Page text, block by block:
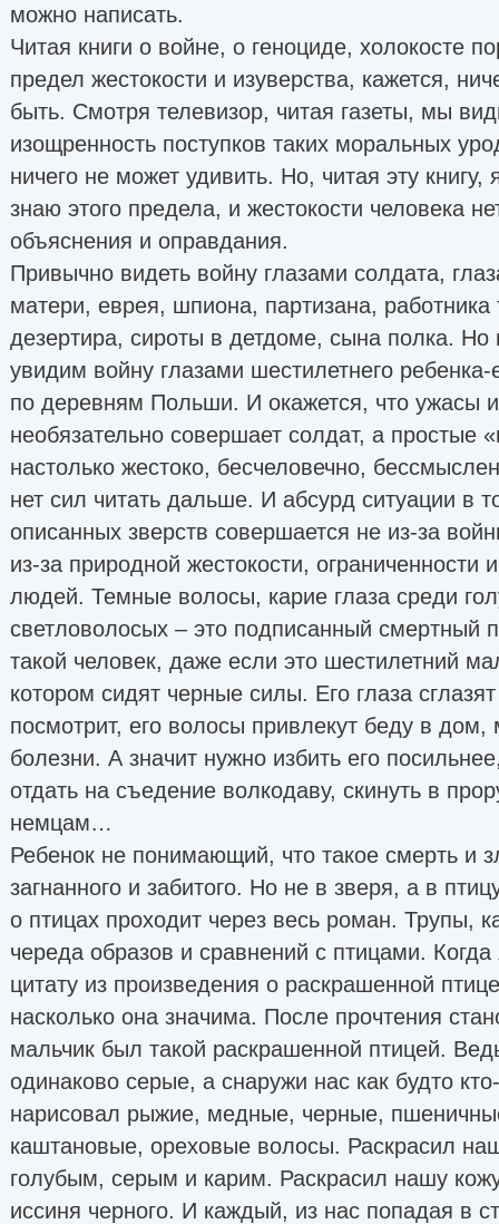
можно написать.
Читая книги о войне, о геноциде, холокосте
предел жестокости и изуверства, кажется,
быть. Смотря телевизор, читая газеты, мы
изощренность поступков таких моральных
ничего не может удивить. Но, читая эту
знаю этого предела, и жестокости человека
объяснения и оправдания.
Привычно видеть войну глазами солдата,
матери, еврея, шпиона, партизана, работника
дезертира, сироты в детдоме, сына полка.
увидим войну глазами шестилетнего ребенка-
по деревням Польши. И окажется, что ужасы и
необязательно совершает солдат, а простые
настолько жестоко, бесчеловечно,
нет сил читать дальше. И абсурд ситуации в
описанных зверств совершается не из-за
из-за природной жестокости, ограниченности
людей. Темные волосы, карие глаза среди
светловолосых – это подписанный смертный
такой человек, даже если это шестилетний
котором сидят черные силы. Его глаза
посмотрит, его волосы привлекут беду в
болезни. А значит нужно избить его
отдать на съедение волкодаву, скинуть в
немцам…
Ребенок не понимающий, что такое смерть и
загнанного и забитого. Но не в зверя, а в
о птицах проходит через весь роман. Трупы,
череда образов и сравнений с птицами.
цитату из произведения о раскрашенной
насколько она значима. После прочтения
мальчик был такой раскрашенной птицей.
одинаково серые, а снаружи нас как будто
нарисовал рыжие, медные, черные,
каштановые, ореховые волосы. Раскрасил
голубым, серым и карим. Раскрасил нашу
иссиня черного. И каждый, из нас попадая в